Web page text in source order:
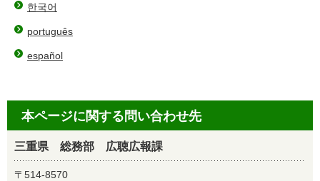
한국어
português
español
本ページに関する問い合わせ先
三重県 総務部 広聴広報課
〒514-8570